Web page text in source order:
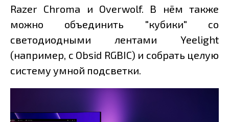
Razer Chroma и Overwolf. В нём также
можно объединить "кубики" со
светодиодными лентами Yeelight
(например, с Obsid RGBIC) и собрать целую
систему умной подсветки.